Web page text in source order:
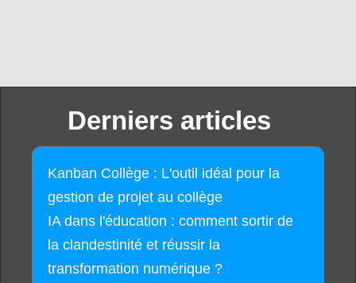
Derniers articles
Kanban Collège : L'outil idéal pour la
gestion de projet au collège
IA dans l'éducation : comment sortir de
la clandestinité et réussir la
transformation numérique ?